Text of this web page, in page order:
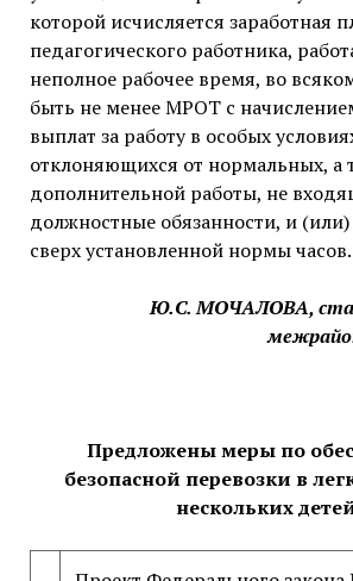
которой исчисляется заработная
педагогического работника,
неполное рабочее время, во
быть не менее МРОТ с
выплат за работу в особых
отклоняющихся от нормальных, а
дополнительной работы, не
должностные обязанности, и
сверх установленной нормы часов.
Ю.С. МОЧАЛОВА,
Предложены меры по
безопасной перевозки в
нескольких